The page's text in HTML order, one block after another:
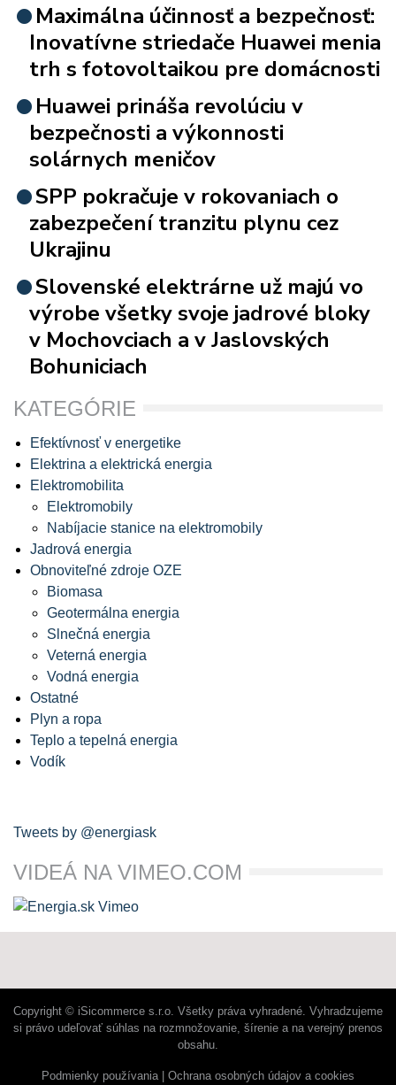
Maximálna účinnosť a bezpečnosť:
Inovatívne striedače Huawei menia
trh s fotovoltaikou pre domácnosti
Huawei prináša revolúciu v
bezpečnosti a výkonnosti
solárnych meničov
SPP pokračuje v rokovaniach o
zabezpečení tranzitu plynu cez
Ukrajinu
Slovenské elektrárne už majú vo
výrobe všetky svoje jadrové bloky
v Mochovciach a v Jaslovských
Bohuniciach
KATEGÓRIE
Efektívnosť v energetike
Elektrina a elektrická energia
Elektromobilita
Elektromobily
Nabíjacie stanice na elektromobily
Jadrová energia
Obnoviteľné zdroje OZE
Biomasa
Geotermálna energia
Slnečná energia
Veterná energia
Vodná energia
Ostatné
Plyn a ropa
Teplo a tepelná energia
Vodík
Tweets by @energiask
VIDEÁ NA VIMEO.COM
Copyright © iSicommerce s.r.o. Všetky práva vyhradené. Vyhradzujeme
si právo udeľovať súhlas na rozmnožovanie, šírenie a na verejný prenos
obsahu.
Podmienky používania Ochrana osobných údajov a cookies